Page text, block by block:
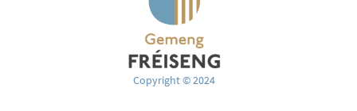
Copyright © 2024